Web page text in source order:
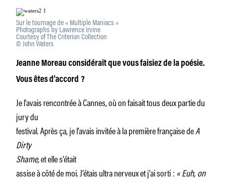
Sur le tournage de « Multiple Maniacs »
Photographs by Lawrence Irvine
Courtesy of The Criterion Collection
© John Waters
Jeanne Moreau considérait que vous faisiez de la poésie.
Vous êtes d’accord ?
Je l’avais rencontrée à Cannes, où on faisait tous deux partie du
jury du
festival. Après ça, je l’avais invitée à la première française deA
Dirty
Shame,et elle s’était
assise à côté de moi. J’étais ultra nerveux et j’ai sorti : «Euh, on